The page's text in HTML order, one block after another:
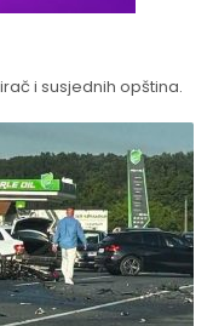
i susjednih opština.